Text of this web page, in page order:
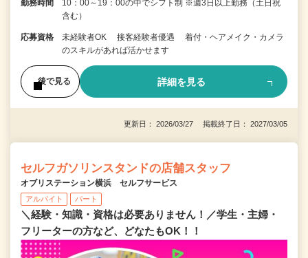
勤務時間
10：00～19：00の中でシフト制 ※週3日以上勤務（土日祝
含む）
応募資格
未経験者OK 接客経験者優遇 着付・ヘアメイク・カメラ
のスキルがあれば活かせます
後で見る 詳細を見る
更新日： 2026/03/27 掲載終了日： 2027/03/05
セルフガソリンスタンドの店舗スタッフ
オブリステーション横浜 セルフサービス
アルバイト パート
＼経験・知識・資格は必要ありません！／学生・主婦・
フリーターの方など、どなたもOK！！